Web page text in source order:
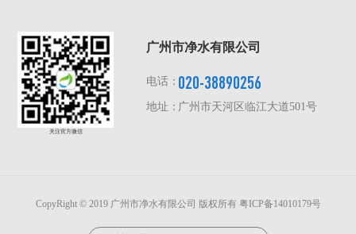
广州市净水有限公司
电话：020-38890256
地址： 广州市天河区临江大道501号
关注官方微信
CopyRight © 2019 广州市净水有限公司 版权所有 粤ICP备14010179号